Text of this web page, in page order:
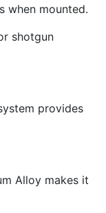
when mounted.
shotgun
provides
Alloy makes it